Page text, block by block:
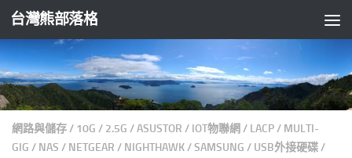
Skip to content
台灣熊部落格
網路與儲存/ 10G / 2.5G /ASUSTOR / IOT物聯網 / LACP/ MULTI-
GIG / NAS / NETGEAR / NIGHTHAWK/SAMSUNG / USB外接硬碟/